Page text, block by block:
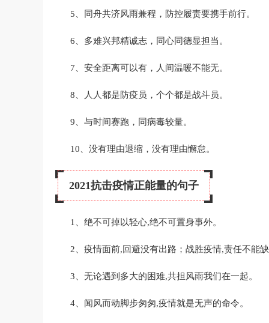
5、同舟共济风雨兼程，防控履责要携手前行。
6、多难兴邦精诚志，同心同德显担当。
7、安全距离可以有，人间温暖不能无。
8、人人都是防疫员，个个都是战斗员。
9、与时间赛跑，同病毒较量。
10、没有理由退缩，没有理由懈怠。
2021抗击疫情正能量的句子
1、绝不可掉以轻心,绝不可置身事外。
2、疫情面前,回避没有出路；战胜疫情,责任不能
3、无论遇到多大的困难,共担风雨我们在一起。
4、闻风而动脚步匆匆,疫情就是无声的命令。